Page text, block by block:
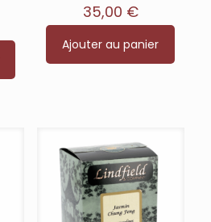
5.00
sur 5
35,00 €
Ajouter au panier